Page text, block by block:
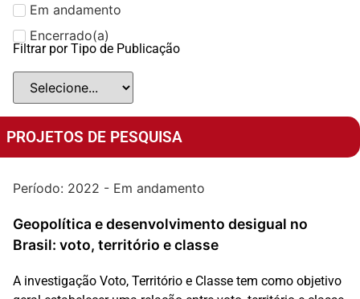
Em andamento
Encerrado(a)
Filtrar por Tipo de Publicação
PROJETOS DE PESQUISA
Período: 2022 - Em andamento
Geopolítica e desenvolvimento desigual no
Brasil: voto, território e classe
A investigação Voto, Território e Classe tem como objetivo